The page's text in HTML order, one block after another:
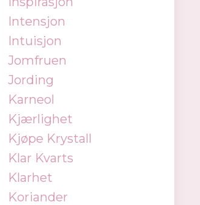
Intensjon
Intuisjon
Jomfruen
Jording
Karneol
Kjærlighet
Kjøpe Krystall
Klar Kvarts
Klarhet
Koriander